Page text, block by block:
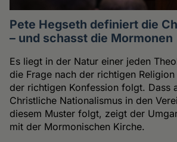
Pete Hegseth definiert die
– und schasst die Mormonen
Es liegt in der Natur einer jeden
die Frage nach der richtigen
der richtigen Konfession folgt. Dass
Christliche Nationalismus in den
diesem Muster folgt, zeigt der
mit der Mormonischen Kirche.